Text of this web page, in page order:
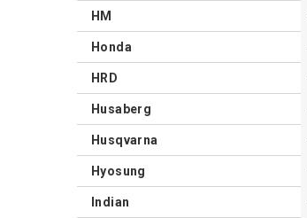
HM
Honda
HRD
Husaberg
Husqvarna
Hyosung
Indian